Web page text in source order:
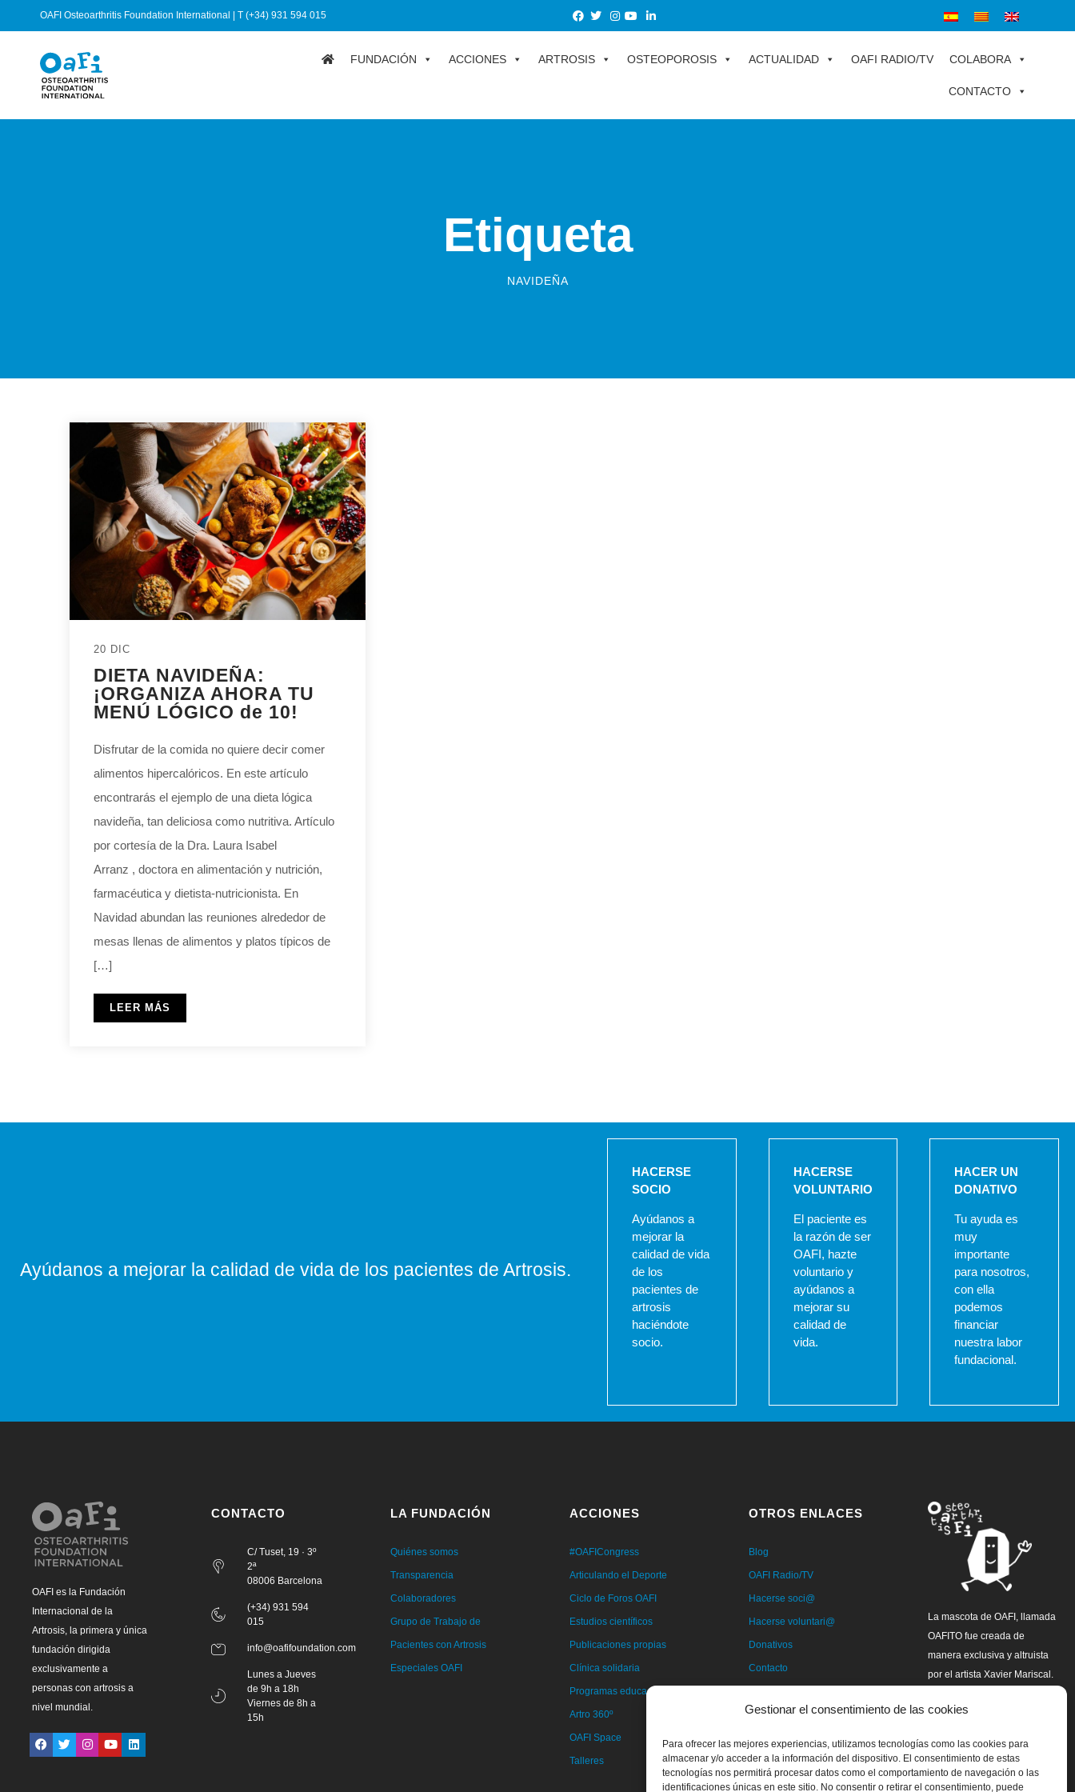
Gestionar el consentimiento de las cookies
Para ofrecer las mejores experiencias, utilizamos tecnologías como las cookies para
almacenar y/o acceder a la información del dispositivo. El consentimiento de estas
tecnologías nos permitirá procesar datos como el comportamiento de navegación o las
identificaciones únicas en este sitio. No consentir o retirar el consentimiento, puede
OAFI Osteoarthritis Foundation International | T (+34) 931 594 015
FUNDACIÓN ACCIONES ARTROSIS OSTEOPOROSIS ACTUALIDAD OAFI RADIO/TV COLABORA
CONTACTO
Etiqueta
NAVIDEÑA
20 DIC
DIETA NAVIDEÑA:
¡ORGANIZA AHORA TU
MENÚ LÓGICO de 10!
Disfrutar de la comida no quiere decir comer
alimentos hipercalóricos. En este artículo
encontrarás el ejemplo de una dieta lógica
navideña, tan deliciosa como nutritiva. Artículo
por cortesía de la Dra. Laura Isabel
Arranz , doctora en alimentación y nutrición,
farmacéutica y dietista-nutricionista. En
Navidad abundan las reuniones alrededor de
mesas llenas de alimentos y platos típicos de
[…]
LEER MÁS
Ayúdanos a mejorar la calidad de vida de los pacientes de Artrosis.
HACERSE
SOCIO
Ayúdanos a
mejorar la
calidad de vida
de los
pacientes de
artrosis
haciéndote
socio.
HACERSE
VOLUNTARIO
El paciente es
la razón de ser
OAFI, hazte
voluntario y
ayúdanos a
mejorar su
calidad de
vida.
HACER UN
DONATIVO
Tu ayuda es
muy
importante
para nosotros,
con ella
podemos
financiar
nuestra labor
fundacional.
OAFI es la Fundación
Internacional de la
Artrosis, la primera y única
fundación dirigida
exclusivamente a
personas con artrosis a
nivel mundial.
CONTACTO
C/ Tuset, 19 · 3º
2ª
08006 Barcelona
(+34) 931 594
015
info@oafifoundation.com
Lunes a Jueves
de 9h a 18h
Viernes de 8h a
15h
LA FUNDACIÓN
Quiénes somos
Transparencia
Colaboradores
Grupo de Trabajo de
Pacientes con Artrosis
Especiales OAFI
ACCIONES
#OAFICongress
Articulando el Deporte
Ciclo de Foros OAFI
Estudios científicos
Publicaciones propias
Clínica solidaria
Programas educacionales
Artro 360º
OAFI Space
Talleres
OTROS ENLACES
Blog
OAFI Radio/TV
Hacerse soci@
Hacerse voluntari@
Donativos
Contacto
La mascota de OAFI, llamada
OAFITO fue creada de
manera exclusiva y altruista
por el artista Xavier Mariscal.